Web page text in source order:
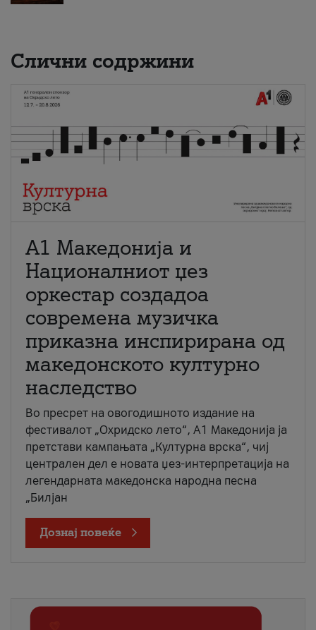
Слични содржини
А1 Македонија и
Националниот џез
оркестар создадоа
современа музичка
приказна инспирирана од
македонското културно
наследство
Во пресрет на овогодишното издание на
фестивалот „Охридско лето“, А1 Македонија ја
претстави кампањата „Културна врска“, чиј
централен дел е новата џез-интерпретација на
легендарната македонска народна песна
„Билјан
Дознај повеќе